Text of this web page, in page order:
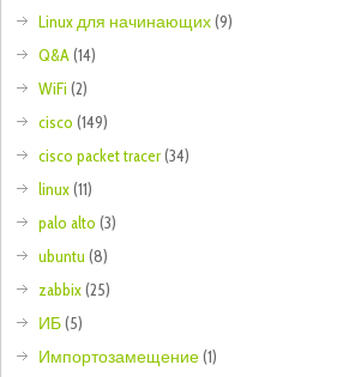
Linux для начинающих(9)
Q&A(14)
WiFi (2)
cisco (149)
cisco packet tracer(34)
linux(11)
palo alto (3)
ubuntu (8)
zabbix(25)
ИБ(5)
Импортозамещение(1)